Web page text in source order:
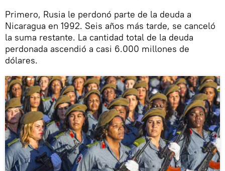
Primero, Rusia le perdonó parte de la deuda a
Nicaragua en 1992. Seis años más tarde, se canceló
la suma restante. La cantidad total de la deuda
perdonada ascendió a casi 6.000 millones de
dólares.